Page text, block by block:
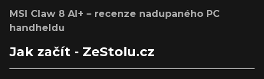
MSI Claw 8 AI+ – recenze nadupaného PC
handheldu
Jak začít - ZeStolu.cz